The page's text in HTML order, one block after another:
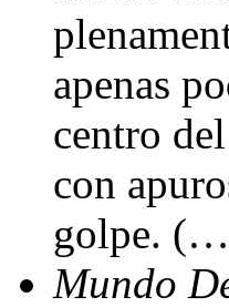
apenas
centro
con
golpe.
Mundo